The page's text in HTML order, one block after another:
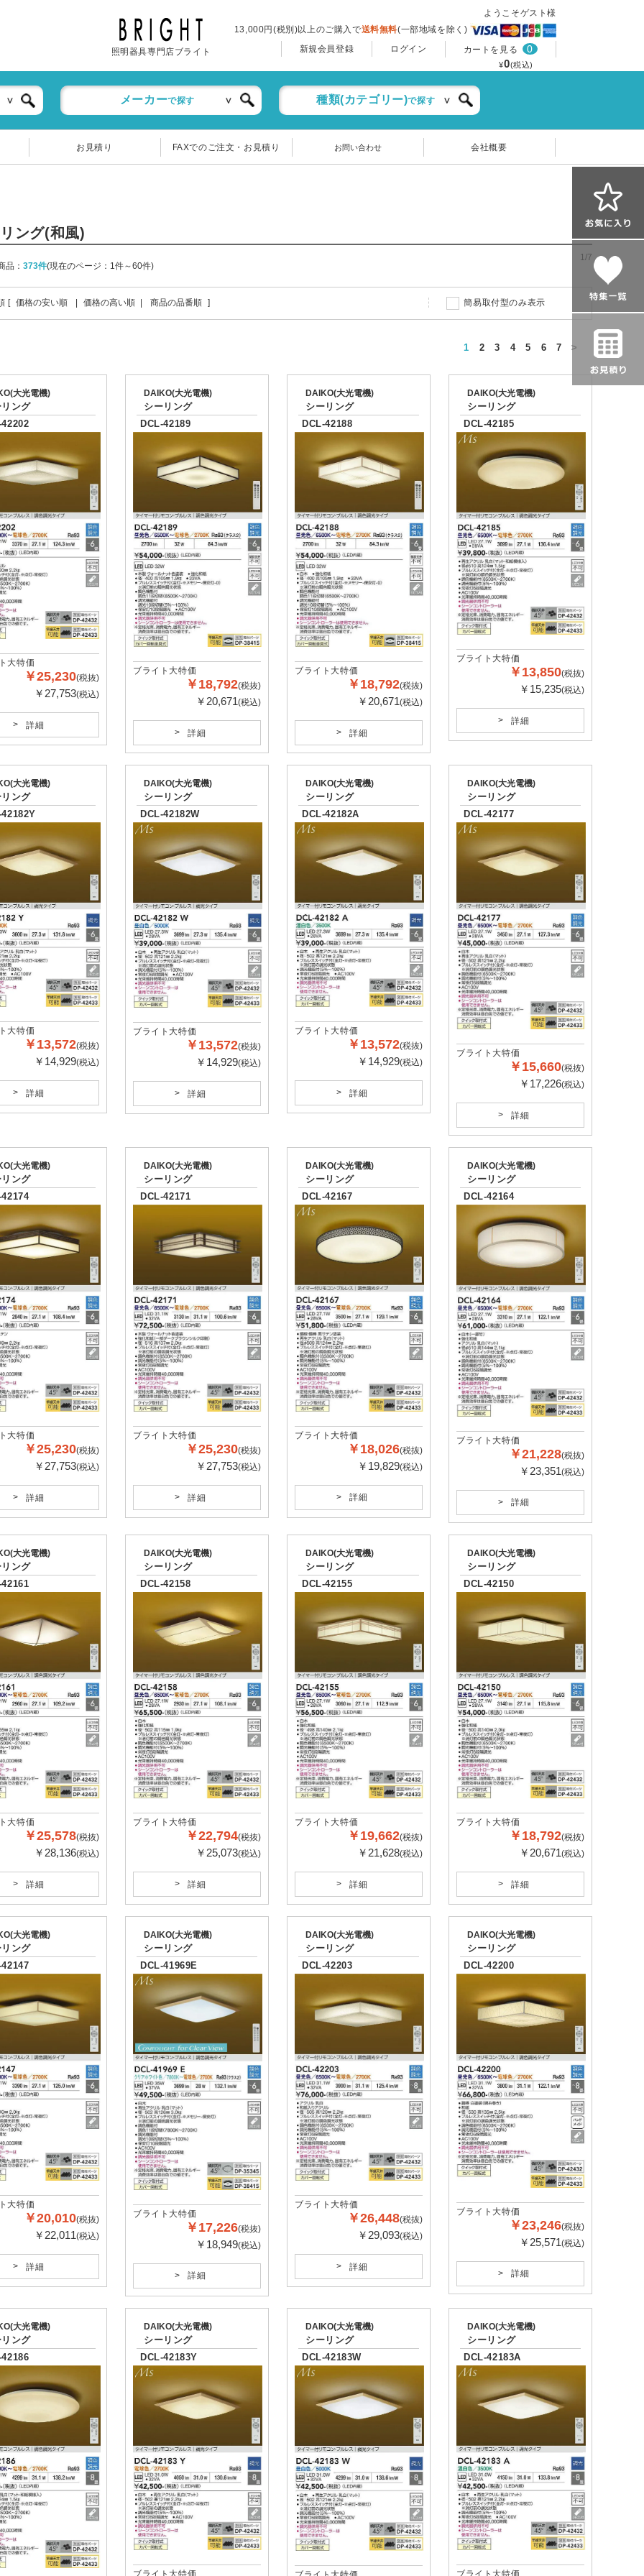
照明器具専門店ブライト
ようこそゲスト様
13,000円(税別)以上のご購入で送料無料(一部地域を除く)
新規会員登録
ログイン カートを見る 0
¥0(税込)
メーカーで探す 種類(カテゴリー)で探す
お見積り FAXでのご注文・お見積り お問い合わせ 会社概要
ング(和風)
品： 373件(現在のページ：1件～60件)
1/7
[価格の安い順 価格の高い順| 商品の品番順 ] 簡易取付型のみ表示
1 2 3 4 5 6 7 >
大光電機)
ング
大特価
￥25,230(税抜)
￥27,753(税込)
詳細
DAIKO(大光電機)
シーリング
DCL-42189
ブライト大特価
￥18,792(税抜)
￥20,671(税込)
詳細
DAIKO(大光電機)
シーリング
DCL-42188
ブライト大特価
￥18,792(税抜)
￥20,671(税込)
詳細
DAIKO(大光電機)
シーリング
DCL-42185
ブライト大特価
￥13,850(税抜)
￥15,235(税込)
詳細
大光電機)
ング
大特価
￥13,572(税抜)
￥14,929(税込)
詳細
DAIKO(大光電機)
シーリング
DCL-42182W
ブライト大特価
￥13,572(税抜)
￥14,929(税込)
詳細
DAIKO(大光電機)
シーリング
DCL-42182A
ブライト大特価
￥13,572(税抜)
￥14,929(税込)
詳細
DAIKO(大光電機)
シーリング
DCL-42177
ブライト大特価
￥15,660(税抜)
￥17,226(税込)
詳細
大光電機)
ング
大特価
￥25,230(税抜)
￥27,753(税込)
詳細
DAIKO(大光電機)
シーリング
DCL-42171
ブライト大特価
￥25,230(税抜)
￥27,753(税込)
詳細
DAIKO(大光電機)
シーリング
DCL-42167
ブライト大特価
￥18,026(税抜)
￥19,829(税込)
詳細
DAIKO(大光電機)
シーリング
DCL-42164
ブライト大特価
￥21,228(税抜)
￥23,351(税込)
詳細
大光電機)
ング
大特価
￥25,578(税抜)
￥28,136(税込)
詳細
DAIKO(大光電機)
シーリング
DCL-42158
ブライト大特価
￥22,794(税抜)
￥25,073(税込)
詳細
DAIKO(大光電機)
シーリング
DCL-42155
ブライト大特価
￥19,662(税抜)
￥21,628(税込)
詳細
DAIKO(大光電機)
シーリング
DCL-42150
ブライト大特価
￥18,792(税抜)
￥20,671(税込)
詳細
大光電機)
ング
大特価
￥20,010(税抜)
￥22,011(税込)
詳細
DAIKO(大光電機)
シーリング
DCL-41969E
ブライト大特価
￥17,226(税抜)
￥18,949(税込)
詳細
DAIKO(大光電機)
シーリング
DCL-42203
ブライト大特価
￥26,448(税抜)
￥29,093(税込)
詳細
DAIKO(大光電機)
シーリング
DCL-42200
ブライト大特価
￥23,246(税抜)
￥25,571(税込)
詳細
大光電機)
ング
DAIKO(大光電機)
シーリング
DCL-42183Y
ブライト大特価
DAIKO(大光電機)
シーリング
DCL-42183W
DAIKO(大光電機)
シーリング
DCL-42183A
ブライト大特価